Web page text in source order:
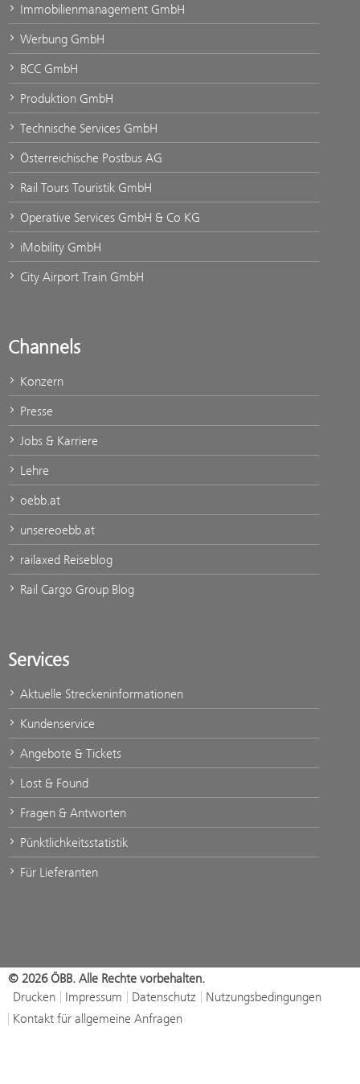
Immobilienmanagement GmbH
Werbung GmbH
BCC GmbH
Produktion GmbH
Technische Services GmbH
Österreichische Postbus AG
Rail Tours Touristik GmbH
Operative Services GmbH & Co KG
iMobility GmbH
City Airport Train GmbH
Channels
Konzern
Presse
Jobs & Karriere
Lehre
oebb.at
unsereoebb.at
railaxed Reiseblog
Rail Cargo Group Blog
Services
Aktuelle Streckeninformationen
Kundenservice
Angebote & Tickets
Lost & Found
Fragen & Antworten
Pünktlichkeitsstatistik
Für Lieferanten
© 2026 ÖBB. Alle Rechte vorbehalten.
Drucken
Impressum Datenschutz
Nutzungsbedingungen
Kontakt für allgemeine Anfragen